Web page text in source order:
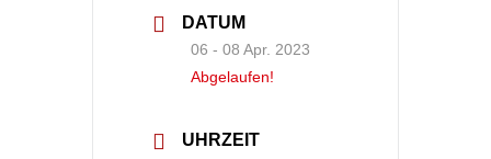
DATUM
06 - 08 Apr. 2023
Abgelaufen!
UHRZEIT